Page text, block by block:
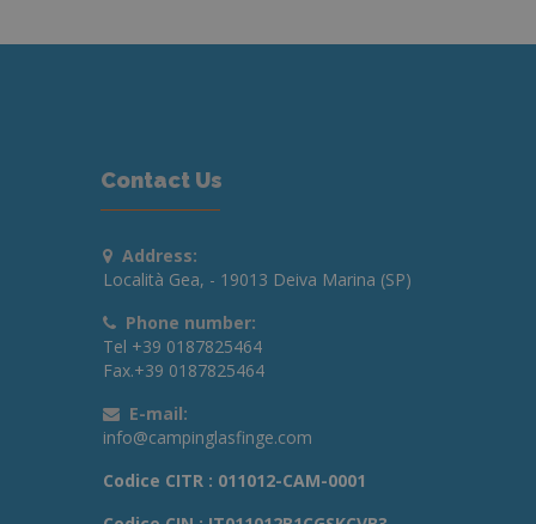
Contact Us
Address:
Località Gea, - 19013 Deiva Marina (SP)
Phone number:
Tel +39 0187825464
Fax.+39 0187825464
E-mail:
info@campinglasfinge.com
Codice CITR : 011012-CAM-0001